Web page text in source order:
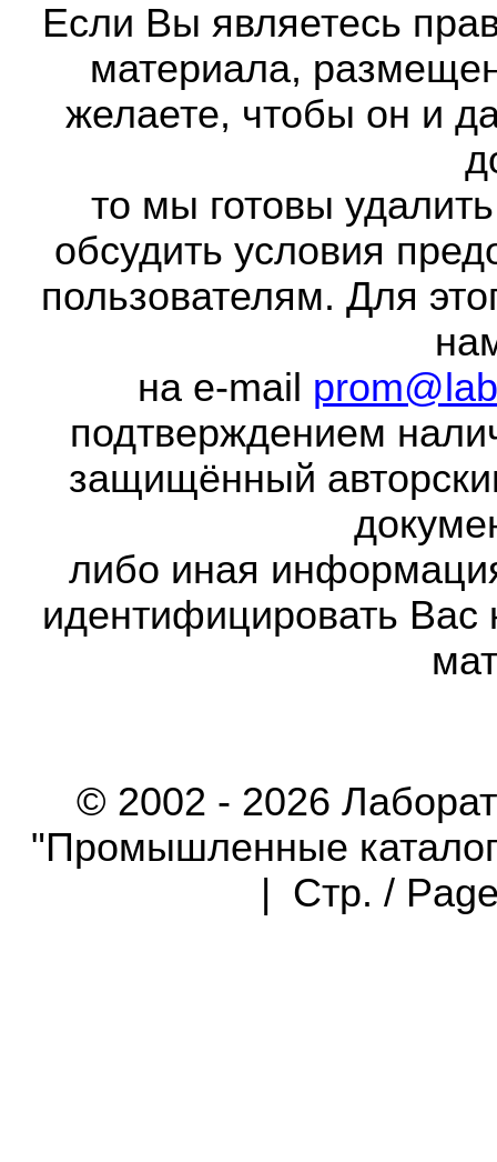
Если Вы являетесь
материала,
желаете, чтобы он и
то мы готовы
обсудить условия
пользователям. Для
на e-mail
подтверждением
защищённый
либо иная
идентифицировать Вас
© 2002 - 2026
"Промышленные
| Стр. /